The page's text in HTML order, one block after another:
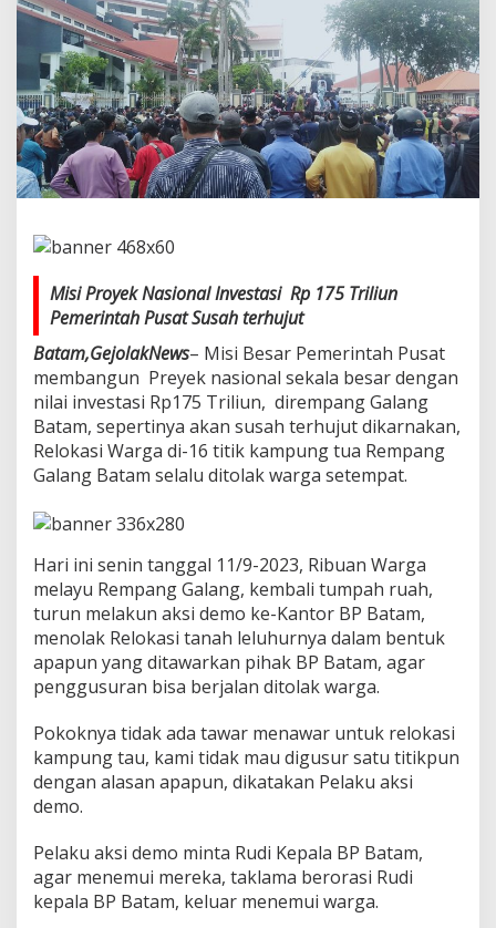
a
r
g
a
R
e
m
p
a
n
a
a
n
g
T
o
l
a
k
R
e
l
k
s
i
T
e
r
u
s
r
l
a
t
Misi Proyek Nasional Investasi Rp 175 Triliun
Pemerintah Pusat Susah terhujut
Batam,GejolakNews– Misi Besar Pemerintah Pusat
membangun Preyek nasional sekala besar dengan
nilai investasi Rp175 Triliun, dirempang Galang
Batam, sepertinya akan susah terhujut dikarnakan,
Relokasi Warga di-16 titik kampung tua Rempang
Galang Batam selalu ditolak warga setempat.
Hari ini senin tanggal 11/9-2023, Ribuan Warga
melayu Rempang Galang, kembali tumpah ruah,
turun melakun aksi demo ke-Kantor BP Batam,
menolak Relokasi tanah leluhurnya dalam bentuk
apapun yang ditawarkan pihak BP Batam, agar
penggusuran bisa berjalan ditolak warga.
Pokoknya tidak ada tawar menawar untuk relokasi
kampung tau, kami tidak mau digusur satu titikpun
dengan alasan apapun, dikatakan Pelaku aksi
demo.
Pelaku aksi demo minta Rudi Kepala BP Batam,
agar menemui mereka, taklama berorasi Rudi
kepala BP Batam, keluar menemui warga.